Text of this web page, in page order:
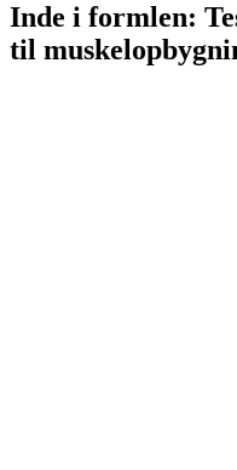
Inde i formlen:
til